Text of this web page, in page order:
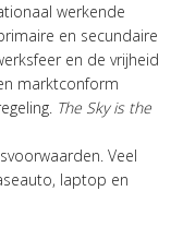
werkende
en secundaire
en de vrijheid
marktconform
The Sky is the
Veel
laptop en